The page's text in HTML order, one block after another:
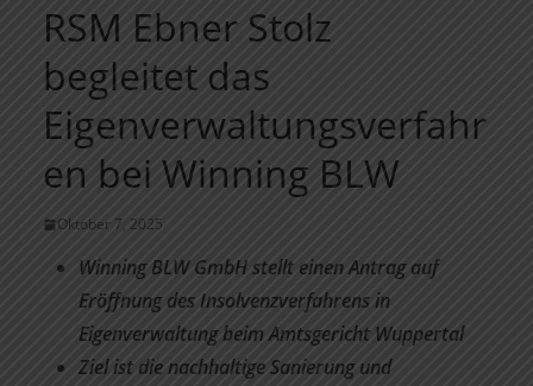
RSM Ebner Stolz
begleitet das
Eigenverwaltungsverfahr
en bei Winning BLW
Oktober 7, 2025
Winning BLW GmbH stellt einen Antrag auf
Eröffnung des Insolvenzverfahrens in
Eigenverwaltung beim Amtsgericht Wuppertal
Ziel ist die nachhaltige Sanierung und